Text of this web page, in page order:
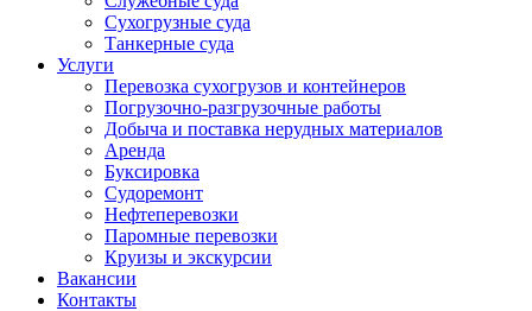
Сухогрузные суда
Танкерные суда
Услуги
Перевозка сухогрузов и контейнеров
Погрузочно-разгрузочные работы
Добыча и поставка нерудных материалов
Аренда
Буксировка
Судоремонт
Нефтеперевозки
Паромные перевозки
Круизы и экскурсии
Вакансии
Контакты